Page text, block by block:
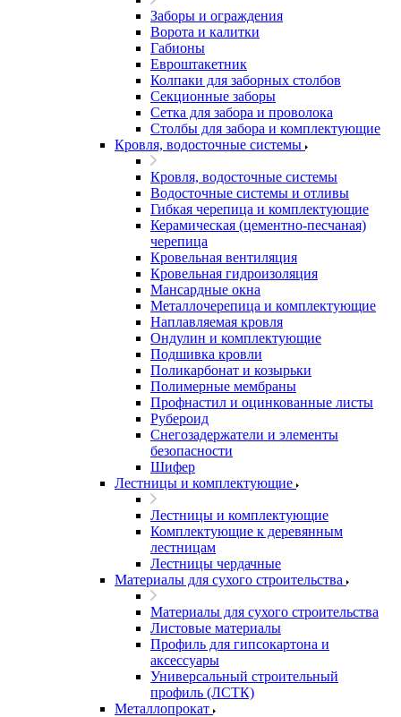
Заборы и ограждения
Ворота и калитки
Габионы
Евроштакетник
Колпаки для заборных столбов
Секционные заборы
Сетка для забора и проволока
Столбы для забора и комплектующие
Кровля, водосточные системы
Кровля, водосточные системы
Водосточные системы и отливы
Гибкая черепица и комплектующие
Керамическая (цементно-песчаная)
черепица
Кровельная вентиляция
Кровельная гидроизоляция
Мансардные окна
Металлочерепица и комплектующие
Наплавляемая кровля
Ондулин и комплектующие
Подшивка кровли
Поликарбонат и козырьки
Полимерные мембраны
Профнастил и оцинкованные листы
Рубероид
Снегозадержатели и элементы
безопасности
Шифер
Лестницы и комплектующие
Лестницы и комплектующие
Комплектующие к деревянным
лестницам
Лестницы чердачные
Материалы для сухого строительства
Материалы для сухого строительства
Листовые материалы
Профиль для гипсокартона и
аксессуары
Универсальный строительный
профиль (ЛСТК)
Металлопрокат